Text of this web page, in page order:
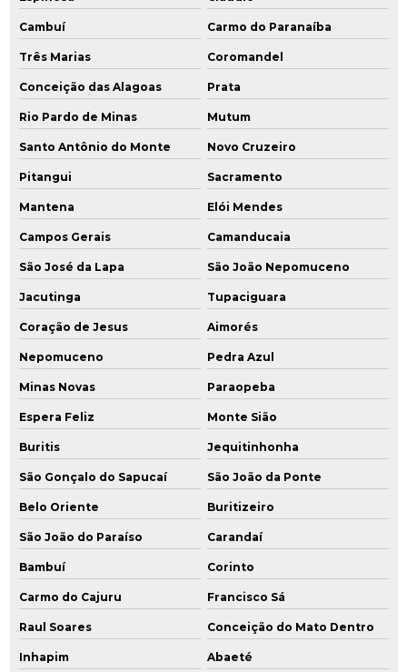
Sistema de remediação ex situ
Sistema de remediação mpe
Sondagens ambientais
Cambuí Carmo do Paranaíba
Três Marias Coromandel
Conceição das Alagoas Prata
Rio Pardo de Minas Mutum
Santo Antônio do Monte Novo Cruzeiro
Pitangui Sacramento
Mantena Elói Mendes
Campos Gerais Camanducaia
São José da Lapa São João Nepomuceno
Jacutinga Tupaciguara
Coração de Jesus Aimorés
Nepomuceno Pedra Azul
Minas Novas Paraopeba
Espera Feliz Monte Sião
Buritis Jequitinhonha
São Gonçalo do Sapucaí São João da Ponte
Belo Oriente Buritizeiro
São João do Paraíso Carandaí
Bambuí Corinto
Carmo do Cajuru Francisco Sá
Raul Soares Conceição do Mato Dentro
Inhapim Abaeté